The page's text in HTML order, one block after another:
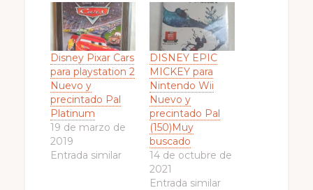
Disney Pixar Cars
para playstation 2
Nuevo y
precintado Pal
Platinum
19 de marzo de
2019
Entrada similar
DISNEY EPIC
MICKEY para
Nintendo Wii
Nuevo y
precintado Pal
(150)Muy
buscado
14 de octubre de
2021
Entrada similar